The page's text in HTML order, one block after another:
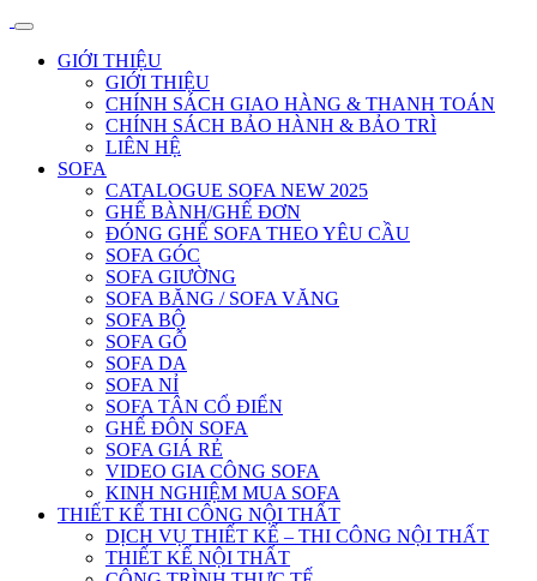
GIỚI THIỆU
GIỚI THIỆU
CHÍNH SÁCH GIAO HÀNG & THANH TOÁN
CHÍNH SÁCH BẢO HÀNH & BẢO TRÌ
LIÊN HỆ
SOFA
CATALOGUE SOFA NEW 2025
GHẾ BÀNH/GHẾ ĐƠN
ĐÓNG GHẾ SOFA THEO YÊU CẦU
SOFA GÓC
SOFA GIƯỜNG
SOFA BĂNG / SOFA VĂNG
SOFA BỘ
SOFA GỖ
SOFA DA
SOFA NỈ
SOFA TÂN CỔ ĐIỂN
GHẾ ĐÔN SOFA
SOFA GIÁ RẺ
VIDEO GIA CÔNG SOFA
KINH NGHIỆM MUA SOFA
THIẾT KẾ THI CÔNG NỘI THẤT
DỊCH VỤ THIẾT KẾ – THI CÔNG NỘI THẤT
THIẾT KẾ NỘI THẤT